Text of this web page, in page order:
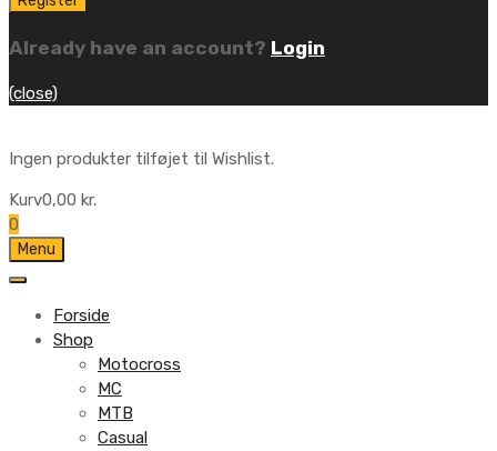
Already have an account? Login
(close)
Ingen produkter tilføjet til Wishlist.
Kurv0,00 kr.
0
Menu
Forside
Shop
Motocross
MC
MTB
Casual